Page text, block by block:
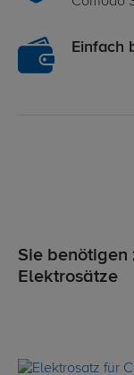
Einfach
Sie
Elektrosätze